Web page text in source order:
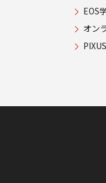
EOS
オン